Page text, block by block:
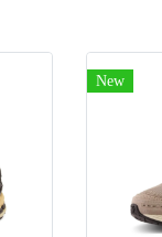
New